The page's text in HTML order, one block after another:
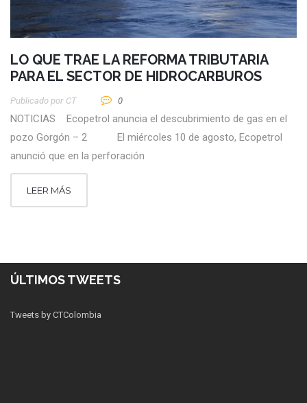
LO QUE TRAE LA REFORMA TRIBUTARIA
PARA EL SECTOR DE HIDROCARBUROS
Publicado por CT 0
NOTICIAS Ecopetrol anuncia el descubrimiento de gas en el
pozo Gorgón – 2 El miércoles 10 de agosto, Ecopetrol
anunció que en la perforación
LEER MÁS
ÚLTIMOS TWEETS
Tweets by CTColombia